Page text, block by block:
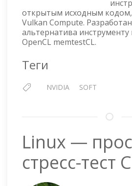
открытым исходным
Vulkan Compute.
альтернатива инструменту
OpenCL memtestCL.
Теги
NVIDIA SOFT
Linux —
стресс-тест